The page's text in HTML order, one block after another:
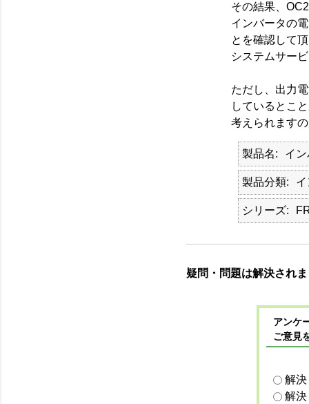
その結果、
インバータの
とを確認して
システムサー
ただし、出力
しているとこ
考えられます
製品名 イ
製品分類
シリーズ
疑問・問題は解決され
アンケ
ご意見
解
解